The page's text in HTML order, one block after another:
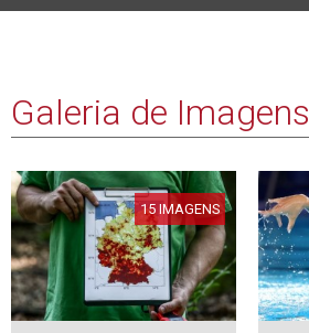
Galeria de Imagens
15 IMAGENS